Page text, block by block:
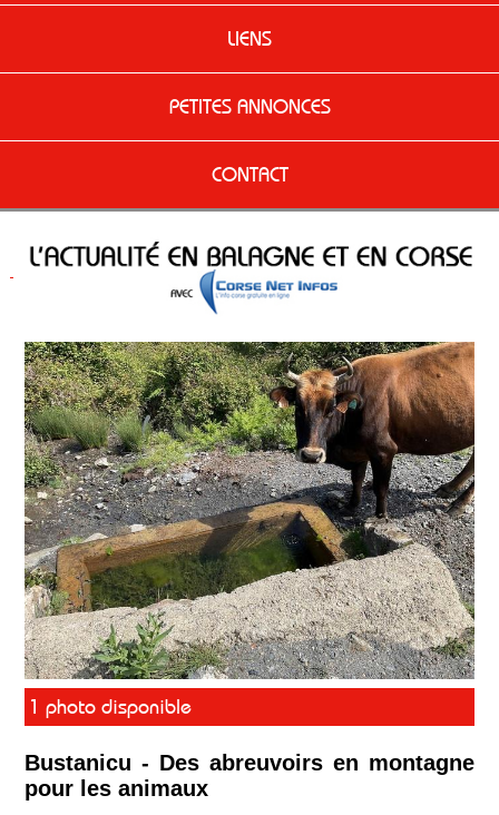
LIENS
PETITES ANNONCES
CONTACT
1 photo disponible
Bustanicu - Des abreuvoirs en montagne
pour les animaux